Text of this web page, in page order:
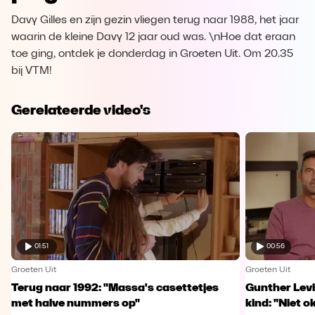
Davy Gilles en zijn gezin vliegen terug naar 1988, het jaar
waarin de kleine Davy 12 jaar oud was. \nHoe dat eraan
toe ging, ontdek je donderdag in Groeten Uit. Om 20.35
bij VTM!
Gerelateerde video's
01:51
Groeten Uit
Terug naar 1992: "Massa's casettetjes
met halve nummers op"
00:56
Groeten Uit
Gunther
kind: "Niet